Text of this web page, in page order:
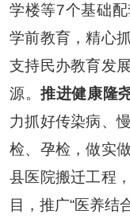
学楼等7个基础
学前教育，精心
支持民办教育发
源。推进健康隆
力抓好传染病、
检、孕检，做实
县医院搬迁工程
目，推广“医养结